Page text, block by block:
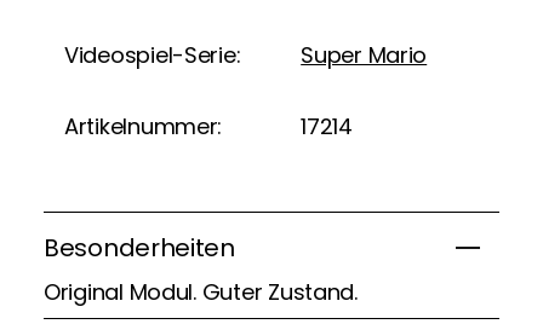
Videospiel-Serie: Super Mario
Artikelnummer: 17214
Besonderheiten
Original Modul. Guter Zustand.